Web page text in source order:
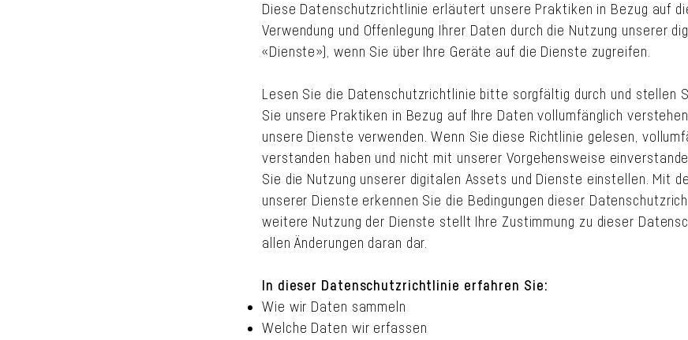
Diese Datenschutzrichtlinie erläutert unsere Praktiken in Bezug auf
Verwendung und Offenlegung Ihrer Daten durch die Nutzung unserer
«Dienste»), wenn Sie über Ihre Geräte auf die Dienste zugreifen.
Lesen Sie die Datenschutzrichtlinie bitte sorgfältig durch und stellen
Sie unsere Praktiken in Bezug auf Ihre Daten vollumfänglich
unsere Dienste verwenden. Wenn Sie diese Richtlinie gelesen,
verstanden haben und nicht mit unserer Vorgehensweise
Sie die Nutzung unserer digitalen Assets und Dienste einstellen. Mit
unserer Dienste erkennen Sie die Bedingungen dieser
weitere Nutzung der Dienste stellt Ihre Zustimmung zu dieser
allen Änderungen daran dar.
In dieser Datenschutzrichtlinie erfahren Sie:
Wie wir Daten sammeln
Welche Daten wir erfassen